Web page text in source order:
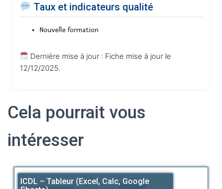
Taux et indicateurs qualité
Nouvelle formation
Dernière mise à jour : Fiche mise à jour le
12/12/2025.
Cela pourrait vous
intéresser
ICDL – Tableur (Excel, Calc, Google